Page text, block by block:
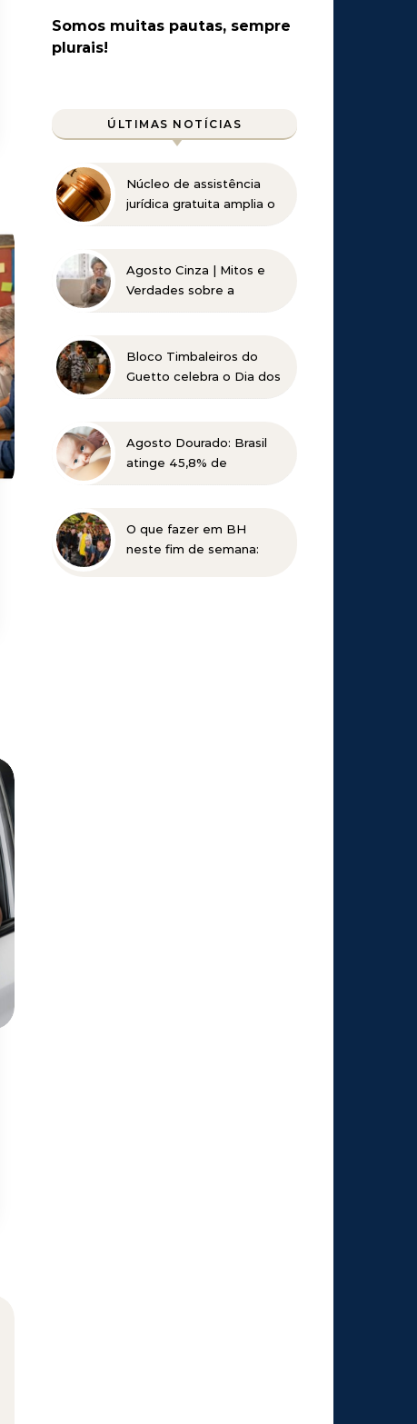
Somos muitas pautas, sempre
plurais!
ÚLTIMAS NOTÍCIAS
Núcleo de assistência
jurídica gratuita amplia o
Agosto Cinza | Mitos e
Verdades sobre a
Bloco Timbaleiros do
Guetto celebra o Dia dos
Horizonte
Agosto Dourado: Brasil
atinge 45,8% de
metas globais para 2030
O que fazer em BH
neste fim de semana: